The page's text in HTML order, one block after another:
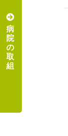
病
院
の
取
組